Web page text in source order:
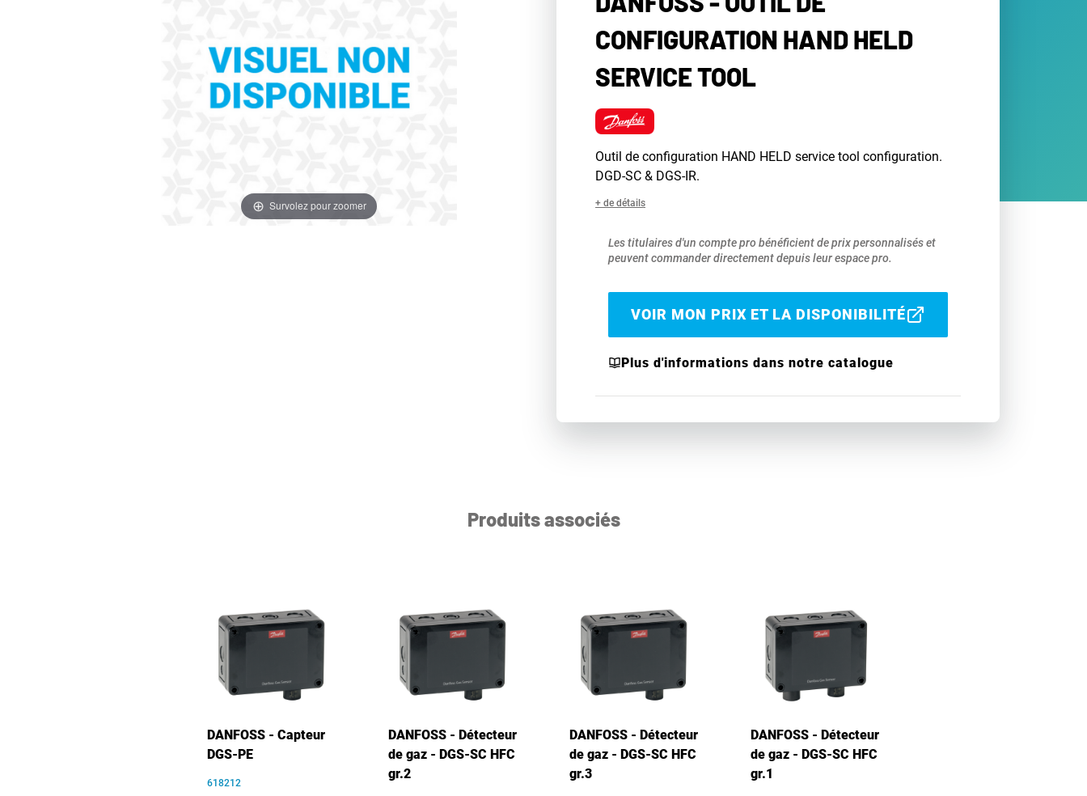
Survolez pour zoomer
CONFIGURATION HAND HELD
SERVICE TOOL
Outil de configuration HAND HELD service tool configuration.
DGD-SC & DGS-IR.
+ de détails
Les titulaires d'un compte pro bénéficient de prix personnalisés et
peuvent commander directement depuis leur espace pro.
VOIR MON PRIX ET LA DISPONIBILITÉ
Plus d'informations dans notre catalogue
Produits associés
DANFOSS - Capteur
DGS-PE
618212
DANFOSS - Détecteur
de gaz - DGS-SC HFC
gr.2
DANFOSS - Détecteur
de gaz - DGS-SC HFC
gr.3
DANFOSS - Détecteur
de gaz - DGS-SC HFC
gr.1